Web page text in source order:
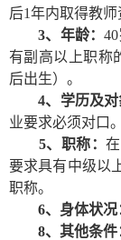
后1年内取得教师
3、年龄：40
有副高以上职称
后出生）。
4、学历及对
业要求必须对口。
5、职称：
要求具有中级以
职称。
6、身体状况
8、其他条件